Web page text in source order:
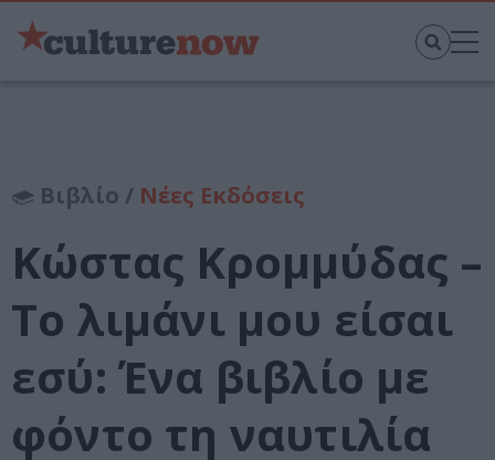
Βιβλίο / Νέες Εκδόσεις
Κώστας Κρομμύδας –
Το λιμάνι μου είσαι
εσύ: Ένα βιβλίο με
φόντο τη ναυτιλία